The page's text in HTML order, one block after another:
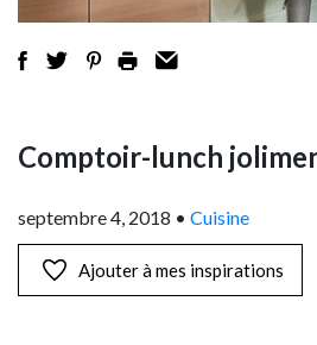
Comptoir-lunch
septembre 4, 2018 • Cuisine
Ajouter à mes inspirations